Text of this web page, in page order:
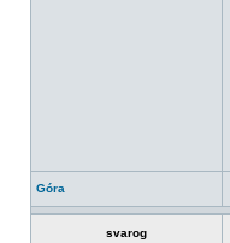
Góra
svarog